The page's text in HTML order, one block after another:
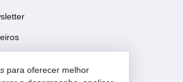
para oferecer melhor